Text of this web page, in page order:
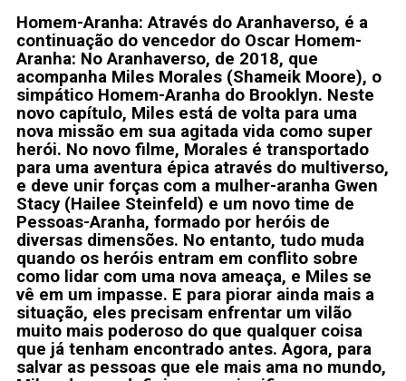
Homem-Aranha: Através do Aranhaverso, é a
continuação do vencedor do Oscar Homem-
Aranha: No Aranhaverso, de 2018, que
acompanha Miles Morales (Shameik Moore), o
simpático Homem-Aranha do Brooklyn. Neste
novo capítulo, Miles está de volta para uma
nova missão em sua agitada vida como super
herói. No novo filme, Morales é transportado
para uma aventura épica através do multiverso,
e deve unir forças com a mulher-aranha Gwen
Stacy (Hailee Steinfeld) e um novo time de
Pessoas-Aranha, formado por heróis de
diversas dimensões. No entanto, tudo muda
quando os heróis entram em conflito sobre
como lidar com uma nova ameaça, e Miles se
vê em um impasse. E para piorar ainda mais a
situação, eles precisam enfrentar um vilão
muito mais poderoso do que qualquer coisa
que já tenham encontrado antes. Agora, para
salvar as pessoas que ele mais ama no mundo,